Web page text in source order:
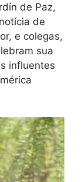
de Paz,
de
e colegas,
sua
influentes